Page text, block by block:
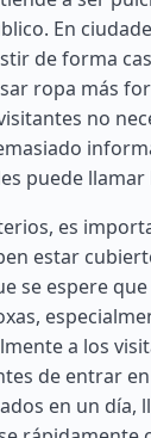
En
de forma
ropa más
no
puede llamar
es
estar
se espere
a los
de entrar
en un día,